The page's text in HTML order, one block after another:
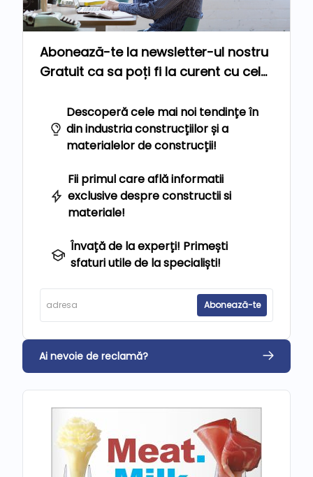
Abonează-te la newsletter-ul nostru
Gratuit ca sa poți fi la curent cu cele
Descoperă cele mai noi tendințe în
din industria construcțiilor și a
materialelor de construcții!
Fii primul care află informatii
exclusive despre constructii si
materiale!
Învață de la experți! Primești
sfaturi utile de la specialiști!
Abonează-te
Ai nevoie de reclamă?